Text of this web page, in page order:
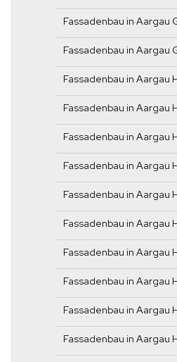
Fassadenbau in Aargau
Fassadenbau in Aargau
Fassadenbau in Aargau
Fassadenbau in Aargau
Fassadenbau in Aargau
Fassadenbau in Aargau
Fassadenbau in Aargau
Fassadenbau in Aargau
Fassadenbau in Aargau
Fassadenbau in Aargau
Fassadenbau in Aargau
Fassadenbau in Aargau